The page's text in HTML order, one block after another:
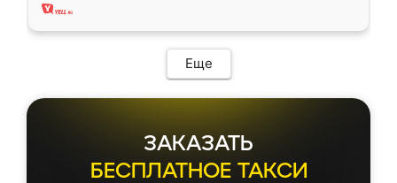
Еще
ЗАКАЗАТЬ
БЕСПЛАТНОЕ ТАКСИ